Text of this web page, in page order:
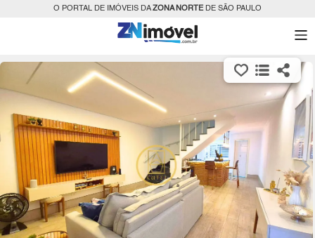
O PORTAL DE IMÓVEIS DAZONA NORTEDE SÃO PAULO